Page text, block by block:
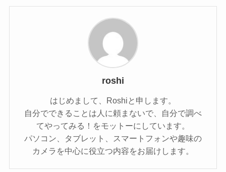
roshi
はじめまして、Roshiと申します。
自分でできることは人に頼まないで、自分で調べ
てやってみる！をモットーにしています。
パソコン、タブレット、スマートフォンや趣味の
カメラを中心に役立つ内容をお届けします。